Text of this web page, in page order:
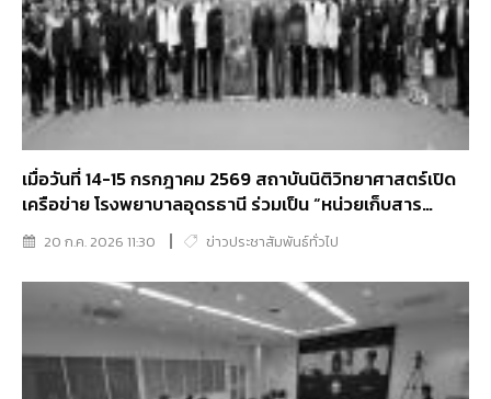
เมื่อวันที่ 14-15 กรกฎาคม 2569 สถาบันนิติวิทยาศาสตร์เปิด
เครือข่าย โรงพยาบาลอุดรธานี ร่วมเป็น “หน่วยเก็บสาร
พันธุกรรม”แห่งที่ 36
20 ก.ค. 2026 11:30 ข่าวประชาสัมพันธ์ทั่วไป